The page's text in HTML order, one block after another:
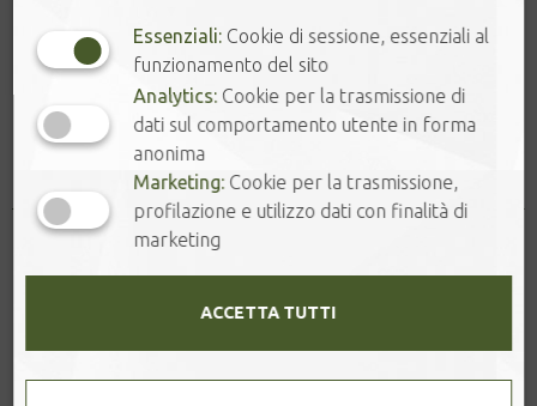
Prodotti correlati
Essenziali: Cookie di sessione, essenziali al
funzionamento del sito
Analytics: Cookie per la trasmissione di
dati sul comportamento utente in forma
anonima
Marketing: Cookie per la trasmissione,
profilazione e utilizzo dati con finalità di
marketing
ACCETTA TUTTI